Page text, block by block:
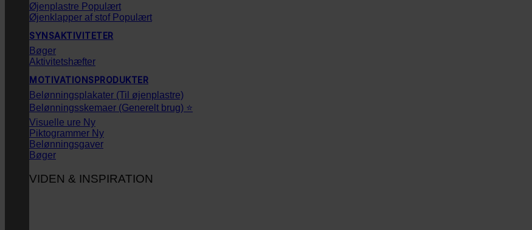
Øjenplastre
Øjenklapper af stof
SYNSAKTIVITETER
Bøger
Aktivitetshæfter
MOTIVATIONSPRODUKTER
Belønningsplakater (Til øjenplastre)
Belønningsskemaer (Generelt brug) ⭐
Visuelle ure
Piktogrammer
Belønningsgaver
Bøger
VIDEN & INSPIRATION